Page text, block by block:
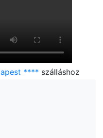
**** szálláshoz